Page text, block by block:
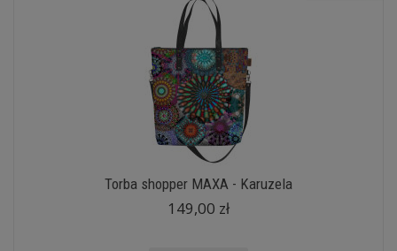
Torba shopper MAXA - Karuzela
149,00 zł